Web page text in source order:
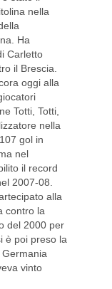
nella
Ha
Carletto
il Brescia.
oggi alla
Totti, Totti,
nella
gol in
nel
il record
2007-08.
alla
contro la
del 2000 per
è poi preso la
vinto